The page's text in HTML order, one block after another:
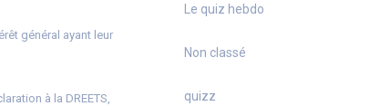
général ayant leur
à la DREETS,
Le quiz hebdo
Non classé
quizz